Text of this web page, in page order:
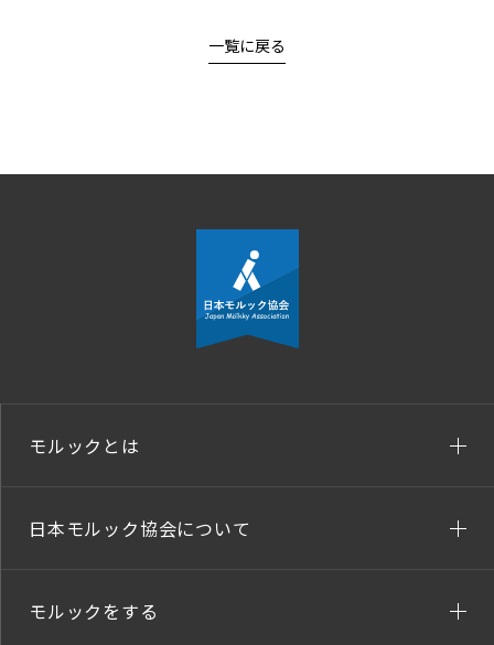
一覧に戻る
モルックとは
日本モルック協会について
モルックをする